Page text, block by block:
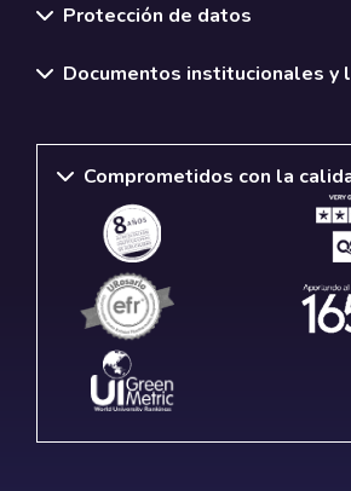
Protección de datos
Documentos institucionales y
Comprometidos con la